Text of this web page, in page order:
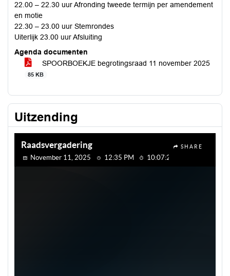
22.00 – 22.30 uur Afronding tweede termijn per amendement
en motie
22.30 – 23.00 uur Stemrondes
Uiterlijk 23.00 uur Afsluiting
Agenda documenten
SPOORBOEKJE begrotingsraad 11 november 2025
85 KB
Uitzending